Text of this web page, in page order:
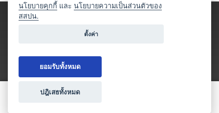
นโยบายคุกกี้ และนโยบายความเป็นส่วนตัวของ
สสปน.
ตั้งค่า
ยอมรับทั้งหมด
ปฎิเสธทั้งหมด